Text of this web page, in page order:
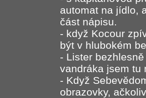
automat na jídlo,
část nápisu.
- když Kocour
být v hlubokém
- Lister
vandráka jsem tu
- Když
obrazovky,